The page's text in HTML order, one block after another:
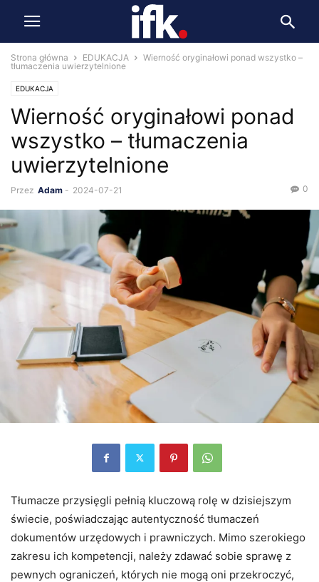
Strona główna EDUKACJA
Wierność oryginałowi ponad wszystko –
tłumaczenia uwierzytelnione
EDUKACJA
Wierność oryginałowi ponad
wszystko – tłumaczenia
uwierzytelnione
Przez Adam - 2024-07-21 0
Tłumacze przysięgli pełnią kluczową rolę w dzisiejszym
świecie, poświadczając autentyczność tłumaczeń
dokumentów urzędowych i prawniczych. Mimo szerokiego
zakresu ich kompetencji, należy zdawać sobie sprawę z
pewnych ograniczeń, których nie mogą oni przekroczyć,